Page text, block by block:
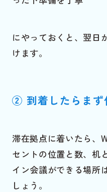
にやっておくと、翌日
けます。
② 到着したらまず
滞在拠点に着いたら、
セントの位置と数、机
イン会議ができる場所
しょう。